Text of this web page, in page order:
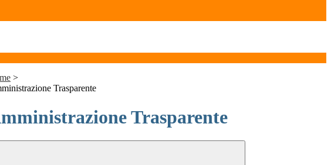
>
Trasparente
Trasparente